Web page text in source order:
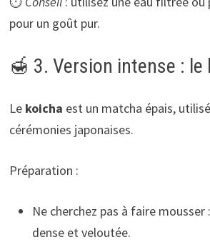
pour un goût pur.
🍯 3. Version intense : le
Le koicha est un matcha épais,
cérémonies japonaises.
Préparation :
Ne cherchez pas à faire
dense et veloutée.